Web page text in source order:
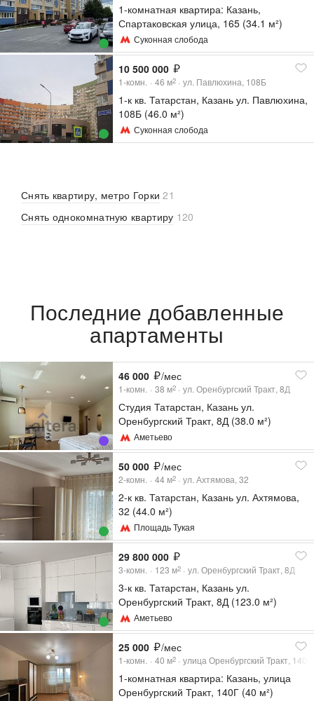
1-комнатная квартира: Казань,
Спартаковская улица, 165 (34.1 м²)
Суконная слобода
10 500 000
1-комн. 46 м2 ул. Павлюхина, 108Б
1-к кв. Татарстан, Казань ул. Павлюхина,
108Б (46.0 м²)
Суконная слобода
Снять квартиру, метро Горки 21
Снять однокомнатную квартиру 120
Последние добавленные
апартаменты
46 000 /мес
1-комн. 38 м2 ул. Оренбургский Тракт, 8Д
Студия Татарстан, Казань ул.
Оренбургский Тракт, 8Д (38.0 м²)
Аметьево
50 000 /мес
2-комн. 44 м2 ул. Ахтямова, 32
2-к кв. Татарстан, Казань ул. Ахтямова,
32 (44.0 м²)
Площадь Тукая
29 800 000
3-комн. 123 м2 ул. Оренбургский Тракт, 8Д
3-к кв. Татарстан, Казань ул.
Оренбургский Тракт, 8Д (123.0 м²)
Аметьево
25 000 /мес
1-комн. 40 м2 улица Оренбургский Тракт, 140Г
1-комнатная квартира: Казань, улица
Оренбургский Тракт, 140Г (40 м²)